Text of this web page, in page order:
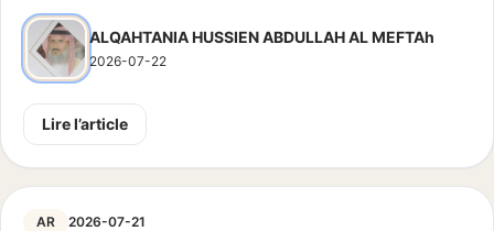
ALQAHTANIA HUSSIEN ABDULLAH AL MEFTAh
2026-07-22
Lire l’article
AR 2026-07-21